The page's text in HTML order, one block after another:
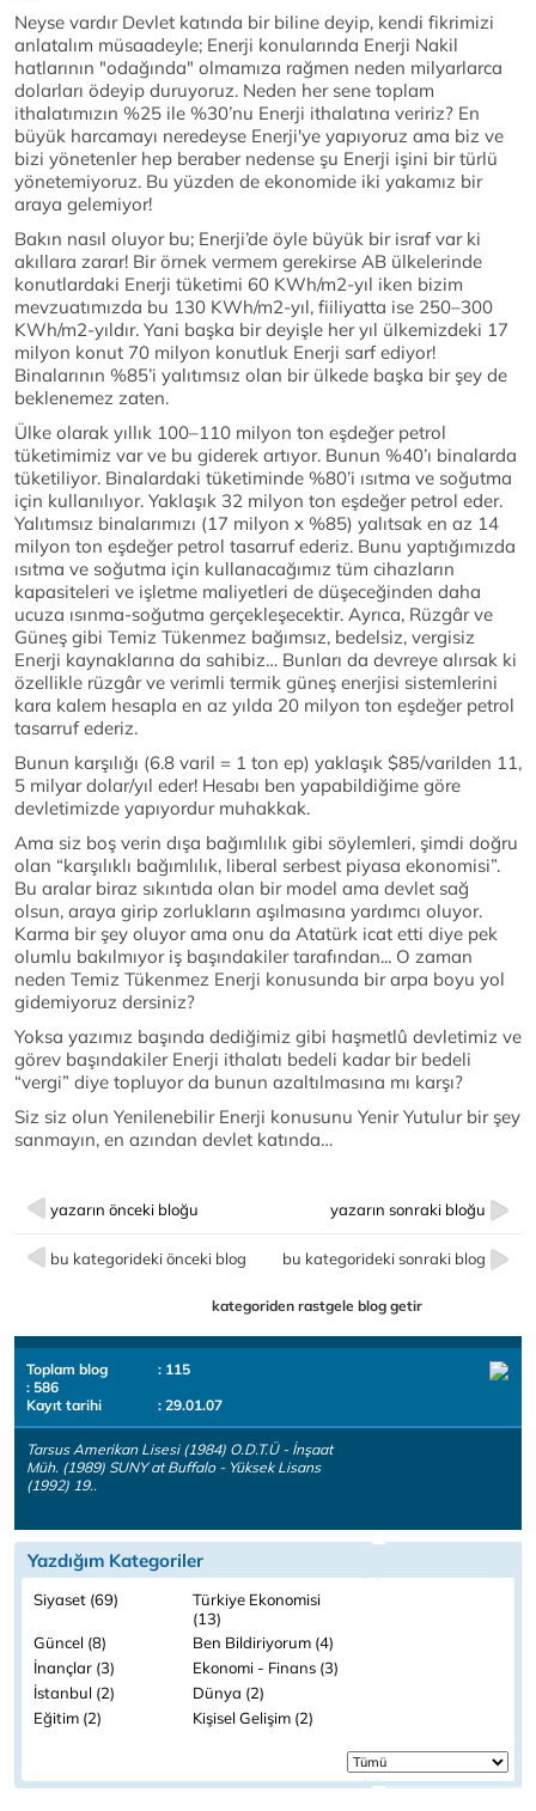
Neyse vardır Devlet katında bir biline deyip, kendi fikrimizi
anlatalım müsaadeyle; Enerji konularında Enerji Nakil
hatlarının "odağında" olmamıza rağmen neden milyarlarca
dolarları ödeyip duruyoruz. Neden her sene toplam
ithalatımızın %25 ile %30’nu Enerji ithalatına veririz? En
büyük harcamayı neredeyse Enerji'ye yapıyoruz ama biz ve
bizi yönetenler hep beraber nedense şu Enerji işini bir türlü
yönetemiyoruz. Bu yüzden de ekonomide iki yakamız bir
araya gelemiyor!
Bakın nasıl oluyor bu; Enerji’de öyle büyük bir israf var ki
akıllara zarar! Bir örnek vermem gerekirse AB ülkelerinde
konutlardaki Enerji tüketimi 60 KWh/m2-yıl iken bizim
mevzuatımızda bu 130 KWh/m2-yıl, fiiliyatta ise 250–300
KWh/m2-yıldır. Yani başka bir deyişle her yıl ülkemizdeki 17
milyon konut 70 milyon konutluk Enerji sarf ediyor!
Binalarının %85’i yalıtımsız olan bir ülkede başka bir şey de
beklenemez zaten.
Ülke olarak yıllık 100–110 milyon ton eşdeğer petrol
tüketimimiz var ve bu giderek artıyor. Bunun %40’ı binalarda
tüketiliyor. Binalardaki tüketiminde %80’i ısıtma ve soğutma
için kullanılıyor. Yaklaşık 32 milyon ton eşdeğer petrol eder.
Yalıtımsız binalarımızı (17 milyon x %85) yalıtsak en az 14
milyon ton eşdeğer petrol tasarruf ederiz. Bunu yaptığımızda
ısıtma ve soğutma için kullanacağımız tüm cihazların
kapasiteleri ve işletme maliyetleri de düşeceğinden daha
ucuza ısınma-soğutma gerçekleşecektir. Ayrıca, Rüzgâr ve
Güneş gibi Temiz Tükenmez bağımsız, bedelsiz, vergisiz
Enerji kaynaklarına da sahibiz… Bunları da devreye alırsak ki
özellikle rüzgâr ve verimli termik güneş enerjisi sistemlerini
kara kalem hesapla en az yılda 20 milyon ton eşdeğer petrol
tasarruf ederiz.
Bunun karşılığı (6.8 varil = 1 ton ep) yaklaşık $85/varilden 11,
5 milyar dolar/yıl eder! Hesabı ben yapabildiğime göre
devletimizde yapıyordur muhakkak.
Ama siz boş verin dışa bağımlılık gibi söylemleri, şimdi doğru
olan “karşılıklı bağımlılık, liberal serbest piyasa ekonomisi”.
Bu aralar biraz sıkıntıda olan bir model ama devlet sağ
olsun, araya girip zorlukların aşılmasına yardımcı oluyor.
Karma bir şey oluyor ama onu da Atatürk icat etti diye pek
olumlu bakılmıyor iş başındakiler tarafından... O zaman
neden Temiz Tükenmez Enerji konusunda bir arpa boyu yol
gidemiyoruz dersiniz?
Yoksa yazımız başında dediğimiz gibi haşmetlû devletimiz ve
görev başındakiler Enerji ithalatı bedeli kadar bir bedeli
“vergi” diye topluyor da bunun azaltılmasına mı karşı?
Siz siz olun Yenilenebilir Enerji konusunu Yenir Yutulur bir şey
sanmayın, en azından devlet katında…
yazarın önceki bloğu yazarın sonraki bloğu
bu kategorideki önceki blog bu kategorideki sonraki blog
kategoriden rastgele blog getir
Toplam blog
: 115
: 586
Kayıt tarihi
: 29.01.07
Tarsus Amerikan Lisesi (1984) O.D.T.Ü - İnşaat
Müh. (1989) SUNY at Buffalo - Yüksek Lisans
(1992) 19..
Yazdığım Kategoriler
Siyaset (69) Türkiye Ekonomisi
(13)
Güncel (8)
Ben Bildiriyorum (4)
İnançlar (3)
Ekonomi - Finans (3)
İstanbul (2)
Dünya (2)
Eğitim (2)
Kişisel Gelişim (2)